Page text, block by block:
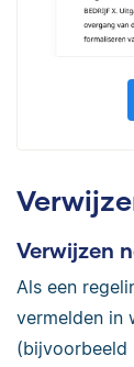
Verwijzen
Als een
vermelden in
(bijvoorbeeld